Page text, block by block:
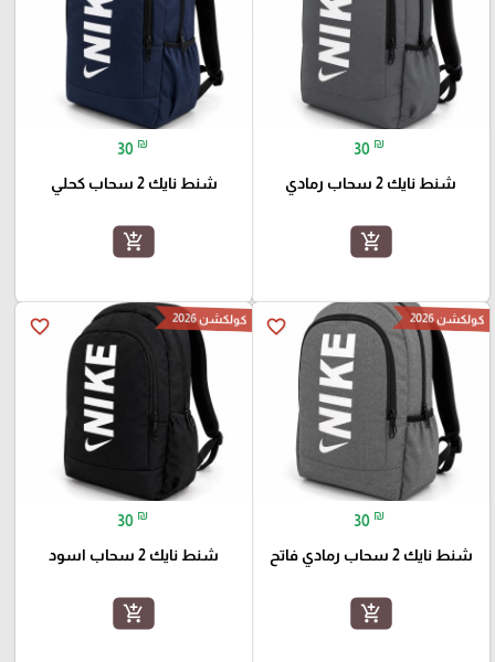
30 ₪
شنط نايك 2 سحاب رمادي
add_shopping_cart
30 ₪
شنط نايك 2 سحاب كحلي
add_shopping_cart
favorite_border كولكشن 2026
30 ₪
شنط نايك 2 سحاب رمادي فاتح
add_shopping_cart
favorite_border كولكشن 2026
30 ₪
شنط نايك 2 سحاب اسود
add_shopping_cart